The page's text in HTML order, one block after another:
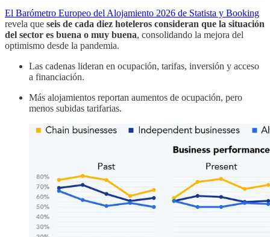
El Barómetro Europeo del Alojamiento 2026 de Statista y Booking
revela que seis de cada diez hoteleros consideran que la situación
del sector es buena o muy buena, consolidando la mejora del
optimismo desde la pandemia.
Las cadenas lideran en ocupación, tarifas, inversión y acceso
a financiación.
Más alojamientos reportan aumentos de ocupación, pero
menos subidas tarifarias.